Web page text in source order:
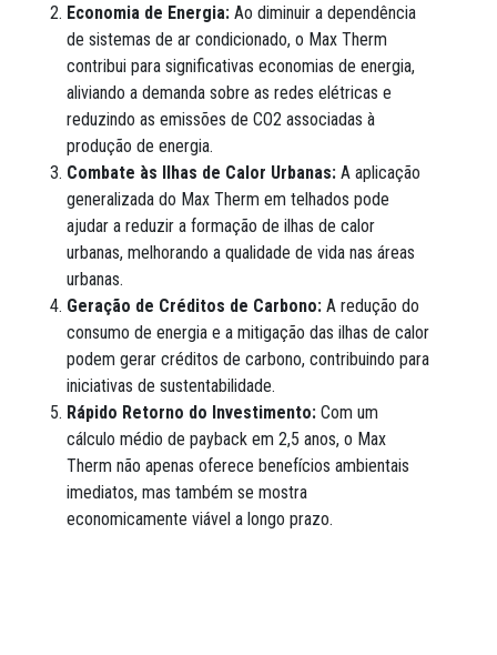
Economia de Energia: Ao diminuir a dependência
de sistemas de ar condicionado, o Max Therm
contribui para significativas economias de energia,
aliviando a demanda sobre as redes elétricas e
reduzindo as emissões de CO2 associadas à
produção de energia.
Combate às Ilhas de Calor Urbanas: A aplicação
generalizada do Max Therm em telhados pode
ajudar a reduzir a formação de ilhas de calor
urbanas, melhorando a qualidade de vida nas áreas
urbanas.
Geração de Créditos de Carbono: A redução do
consumo de energia e a mitigação das ilhas de calor
podem gerar créditos de carbono, contribuindo para
iniciativas de sustentabilidade.
Rápido Retorno do Investimento: Com um
cálculo médio de payback em 2,5 anos, o Max
Therm não apenas oferece benefícios ambientais
imediatos, mas também se mostra
economicamente viável a longo prazo.